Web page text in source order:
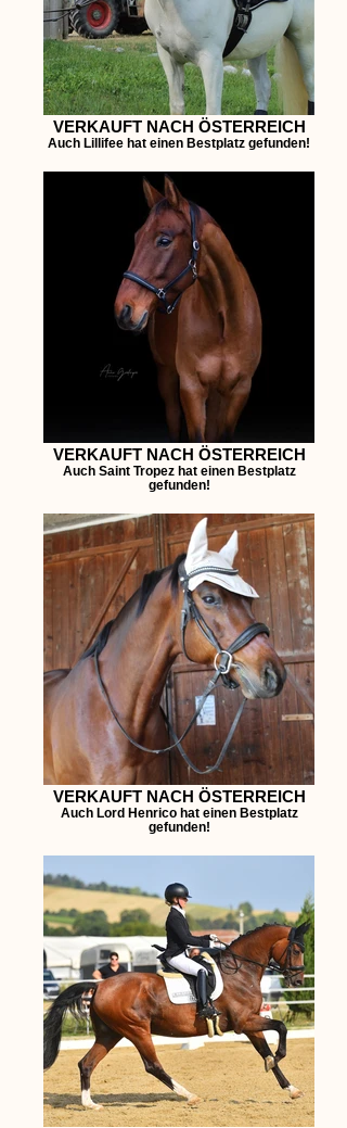
VERKAUFT NACH ÖSTERREICH
Auch Lillifee hat einen Bestplatz gefunden!
VERKAUFT NACH ÖSTERREICH
Auch Saint Tropez hat einen Bestplatz
gefunden!
VERKAUFT NACH ÖSTERREICH
Auch Lord Henrico hat einen Bestplatz
gefunden!